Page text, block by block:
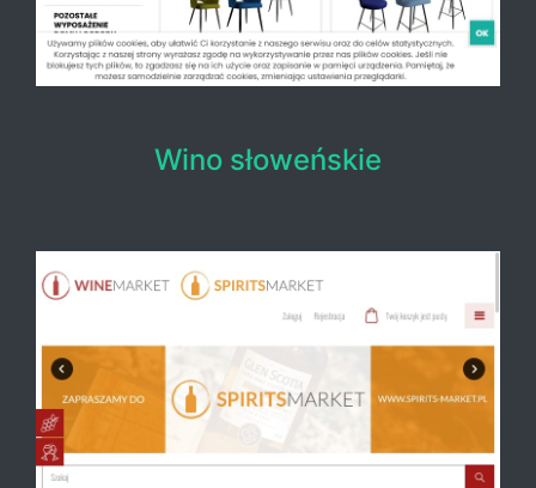
Wino słoweńskie